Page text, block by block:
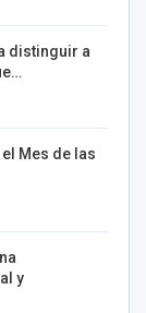
distinguir a
Mes de las
y